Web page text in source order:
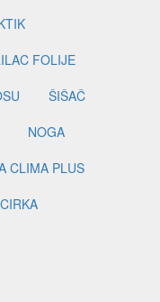
FOLIJE
ŠIŠAČ
NOGA
CLIMA PLUS